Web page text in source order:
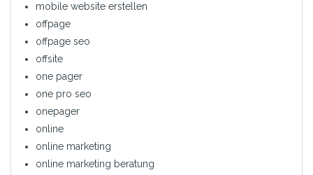
mobile website erstellen
offpage
offpage seo
offsite
one pager
one pro seo
onepager
online
online marketing
online marketing beratung